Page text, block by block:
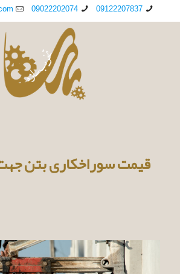
09122207837
09022202074
قیمت سوراخکاری بتن